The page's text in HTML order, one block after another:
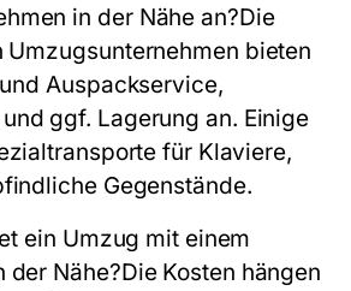
in der Nähe an?Die
Umzugsunternehmen bieten
Auspackservice,
ggf. Lagerung an. Einige
für Klaviere,
Gegenstände.
ein Umzug mit einem
der Nähe?Die Kosten hängen